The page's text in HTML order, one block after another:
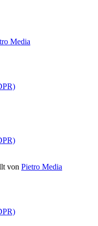
Media
von Pietro Media